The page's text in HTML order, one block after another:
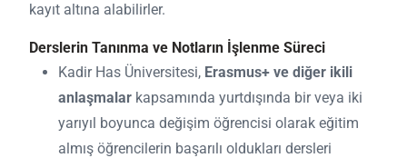
kayıt altına alabilirler.
Derslerin Tanınma ve Notların İşlenme Süreci
Kadir Has Üniversitesi, Erasmus+ ve diğer ikili
anlaşmalar kapsamında yurtdışında bir veya iki
yarıyıl boyunca değişim öğrencisi olarak eğitim
almış öğrencilerin başarılı oldukları dersleri